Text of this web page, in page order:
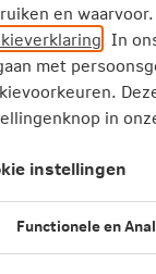
plannen. Het is
er in Nederland
nodig:
voor je
nachten).
en
. In
met
in
instellingen
Functionele en